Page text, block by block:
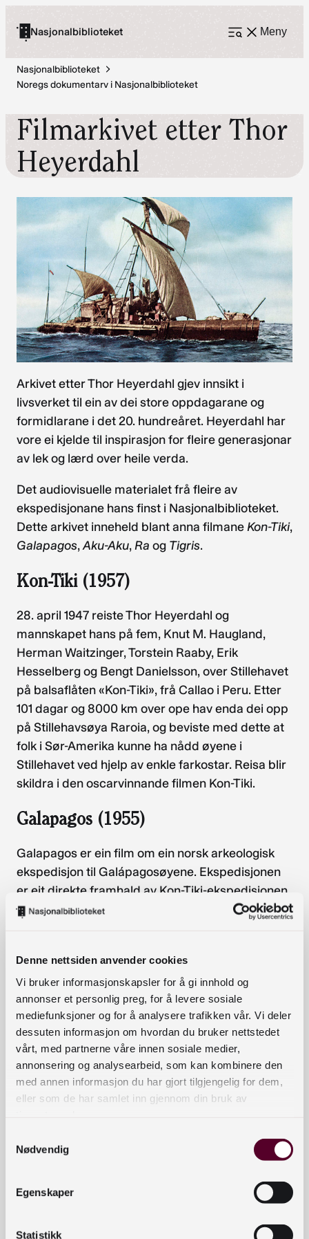
Denne nettsiden anvender cookies
Vi bruker informasjonskapsler for å gi innhold og
annonser et personlig preg, for å levere sosiale
mediefunksjoner og for å analysere trafikken vår. Vi deler
dessuten informasjon om hvordan du bruker nettstedet
vårt, med partnerne våre innen sosiale medier,
annonsering og analysearbeid, som kan kombinere den
med annen informasjon du har gjort tilgjengelig for dem,
eller som de har samlet inn gjennom din bruk av
Nødvendig
Egenskaper
Statistikk
Nasjonalbiblioteket Meny
Åpne
Nasjonalbiblioteket
Noregs dokumentarv i Nasjonalbiblioteket
Filmarkivet etter Thor
Heyerdahl
Arkivet etter Thor Heyerdahl gjev innsikt i
livsverket til ein av dei store oppdagarane og
formidlarane i det 20. hundreåret. Heyerdahl har
vore ei kjelde til inspirasjon for fleire generasjonar
av lek og lærd over heile verda.
Det audiovisuelle materialet frå fleire av
ekspedisjonane hans finst i Nasjonalbiblioteket.
Dette arkivet inneheld blant anna filmaneKon-Tiki,
Galapagos,Aku-Aku,Ra og Tigris.
Kon-Tiki (1957)
28. april 1947 reiste Thor Heyerdahl og
mannskapet hans på fem, Knut M. Haugland,
Herman Waitzinger, Torstein Raaby, Erik
Hesselberg og Bengt Danielsson, over Stillehavet
på balsaflåten «Kon-Tiki», frå Callao i Peru. Etter
101 dagar og 8000 km over ope hav enda dei opp
på Stillehavsøya Raroia, og beviste med dette at
folk i Sør-Amerika kunne ha nådd øyene i
Stillehavet ved hjelp av enkle farkostar. Reisa blir
skildra i den oscarvinnande filmen Kon-Tiki.
Galapagos (1955)
Galapagos er ein film om ein norsk arkeologisk
ekspedisjon til Galápagosøyene. Ekspedisjonen
er eit direkte framhald av Kon-Tiki-ekspedisjonen.
Han blei organisert av Thor Heyerdahl for å skaffe
lenge før Columbus si tid.
Aku-Aku (1959)
I eit forsøk på å finne svaret på Påskeøyas gåte,
dei hundrevis av gigantiske steinhovuda av ukjent
opphav som finst på øya, gjekk Thor Heyerdahl i
land med ei gruppe profesjonelle arkeologar. Dei
ekspedisjonen.
Ra (1972)